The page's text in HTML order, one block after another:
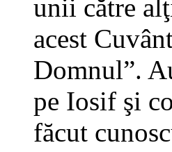
unii către
acest
Domnul”.
pe Iosif şi
făcut